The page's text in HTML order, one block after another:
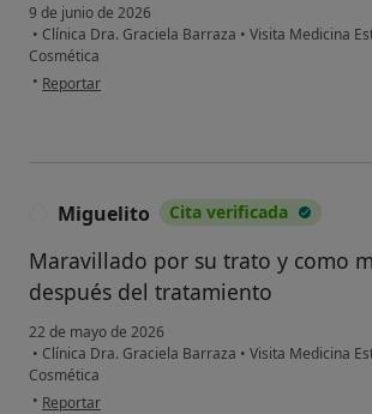
9 de junio de 2026
• Clínica Dra. Graciela Barraza • Visita Medicina
Cosmética
• en opinión del usuario F h
Reportar
Miguelito Cita verificada
Maravillado por su trato y como
después del tratamiento
22 de mayo de 2026
• Clínica Dra. Graciela Barraza • Visita Medicina
Cosmética
• en opinión del usuario Miguelito
Reportar